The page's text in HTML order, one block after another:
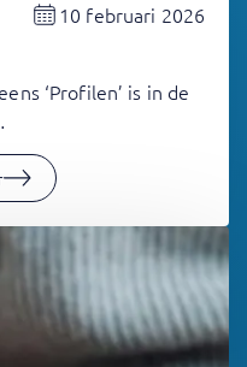
10 februari 2026
‘Profilen’ is in de